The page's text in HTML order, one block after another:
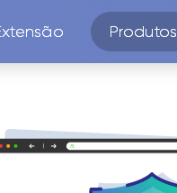
Produtos